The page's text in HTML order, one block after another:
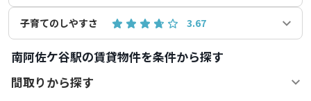
子育てのしやすさ 3.67
南阿佐ケ谷駅の賃貸物件を条件から探す
間取りから探す